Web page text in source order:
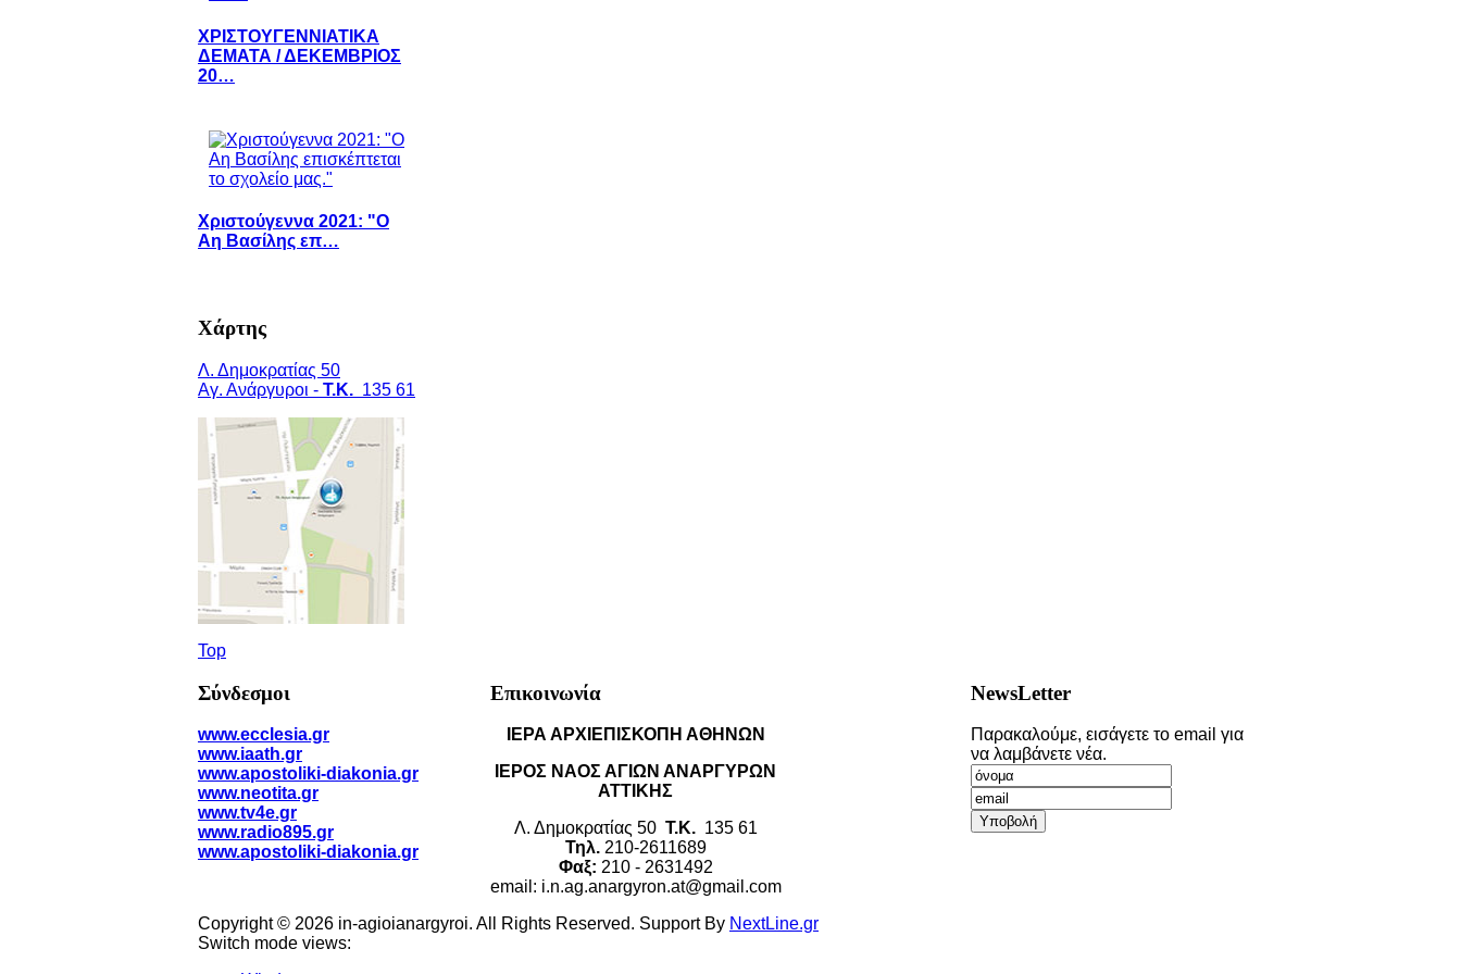
ΧΡΙΣΤΟΥΓΕΝΝΙΑΤΙΚΑ
ΔΕΜΑΤΑ / ΔΕΚΕΜΒΡΙΟΣ
20…
Χριστούγεννα 2021: "Ο
Αη Βασίλης επ…
Χάρτης
Λ. Δημοκρατίας 50
Αγ. Ανάργυροι - Τ.Κ. 135 61
Top
Σύνδεσμοι
www.ecclesia.gr
www.iaath.gr
www.apostoliki-diakonia.gr
www.neotita.gr
www.tv4e.gr
www.radio895.gr
www.apostoliki-diakonia.gr
Επικοινωνία
ΙΕΡΑ ΑΡΧΙΕΠΙΣΚΟΠΗ ΑΘΗΝΩΝ
ΙΕΡΟΣ ΝΑΟΣ ΑΓΙΩΝ ΑΝΑΡΓΥΡΩΝ
ΑΤΤΙΚΗΣ
Λ. Δημοκρατίας 50 Τ.Κ.135 61
Τηλ.210-2611689
Φαξ: 210 - 2631492
email: i.n.ag.anargyron.at@gmail.com
NewsLetter
Παρακαλούμε, εισάγετε το email για
να λαμβάνετε νέα.
Copyright © 2026 in-agioianargyroi. All Rights Reserved. Support By NextLine.gr
Switch mode views: